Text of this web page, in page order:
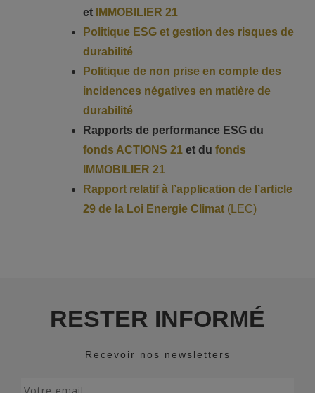
et
IMMOBILIER 21
Politique ESG et gestion des risques de
durabilité
Politique de non prise en compte des
incidences négatives en matière de
durabilité
Rapports de performance ESG du
fonds ACTIONS 21 et du fonds
IMMOBILIER 21
Rapport relatif à l’application de l’article
29 de la Loi Energie Climat (LEC)
RESTER INFORMÉ
Recevoir nos newsletters